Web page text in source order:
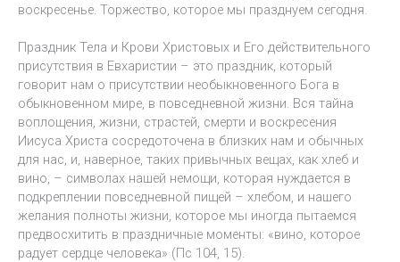
воскресенье. Торжество, которое мы празднуем сегодня.
Праздник Тела и Крови Христовых и Его действительного
присутствия в Евхаристии – это праздник, который
говорит нам о присутствии необыкновенного Бога в
обыкновенном мире, в повседневной жизни. Вся тайна
воплощения, жизни, страстей, смерти и воскресения
Иисуса Христа сосредоточена в близких нам и обычных
для нас, и, наверное, таких привычных вещах, как хлеб и
вино, – символах нашей немощи, которая нуждается в
подкреплении повседневной пищей – хлебом, и нашего
желания полноты жизни, которое мы иногда пытаемся
предвосхитить в праздничные моменты: «вино, которое
радует сердце человека» (Пс 104, 15).